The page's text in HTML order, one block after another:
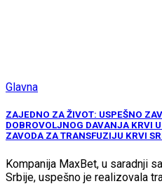
Glavna
ZAJEDNO ZA ŽIVOT: USPEŠNO
DOBROVOLJNOG DAVANJA KRVI
ZAVODA ZA TRANSFUZIJU KRVI
Kompanija MaxBet, u saradnji
Srbije, uspešno je realizovala